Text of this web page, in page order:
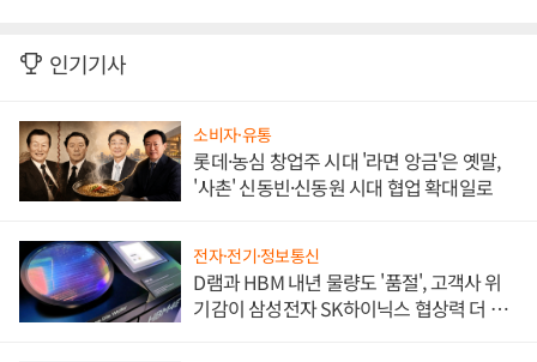
인기기사
소비자·유통
롯데·농심 창업주 시대 '라면 앙금'은 옛말,
'사촌' 신동빈·신동원 시대 협업 확대일로
전자·전기·정보통신
D램과 HBM 내년 물량도 '품절', 고객사 위
기감이 삼성전자 SK하이닉스 협상력 더 키